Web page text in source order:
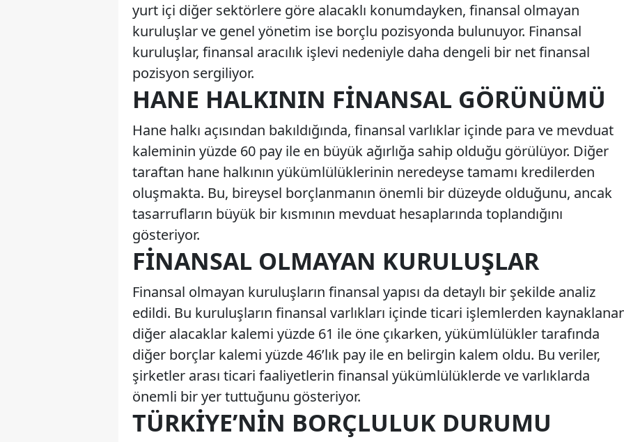
yurt içi diğer sektörlere göre alacaklı konumdayken, finansal olmayan
kuruluşlar ve genel yönetim ise borçlu pozisyonda bulunuyor. Finansal
kuruluşlar, finansal aracılık işlevi nedeniyle daha dengeli bir net finansal
pozisyon sergiliyor.
HANE HALKININ FINANSAL GÖRÜNÜMÜ
Hane halkı açısından bakıldığında, finansal varlıklar içinde para ve mevduat
kaleminin yüzde 60 pay ile en büyük ağırlığa sahip olduğu görülüyor. Diğer
taraftan hane halkının yükümlülüklerinin neredeyse tamamı kredilerden
oluşmakta. Bu, bireysel borçlanmanın önemli bir düzeyde olduğunu, ancak
tasarrufların büyük bir kısmının mevduat hesaplarında toplandığını
gösteriyor.
FINANSAL OLMAYAN KURULUŞLAR
Finansal olmayan kuruluşların finansal yapısı da detaylı bir şekilde analiz
edildi. Bu kuruluşların finansal varlıkları içinde ticari işlemlerden
diğer alacaklar kalemi yüzde 61 ile öne çıkarken, yükümlülükler tarafında
diğer borçlar kalemi yüzde 46’lık pay ile en belirgin kalem oldu. Bu veriler,
şirketler arası ticari faaliyetlerin finansal yükümlülüklerde ve varlıklarda
önemli bir yer tuttuğunu gösteriyor.
TÜRKIYE’NIN BORÇLULUK DURUMU